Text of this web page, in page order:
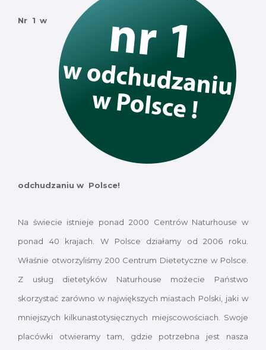
Nr 1 w
odchudzaniu w Polsce!
Na świecie istnieje ponad 2000 Centrów Naturhouse w
ponad 40 krajach. W Polsce działamy od 2006 roku.
Właśnie otworzyliśmy 200 Centrum Dietetyczne w Polsce.
Z usług dietetyków Naturhouse możecie Państwo
skorzystać zarówno w największych miastach Polski, jaki w
mniejszych kilkunastotysięcznych miejscowościach. Swoje
placówki otwieramy tam, gdzie potrzebna jest nasza